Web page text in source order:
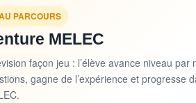
PARCOURS
MELEC
façon jeu : l’élève avance niveau par
gagne de l’expérience et progresse